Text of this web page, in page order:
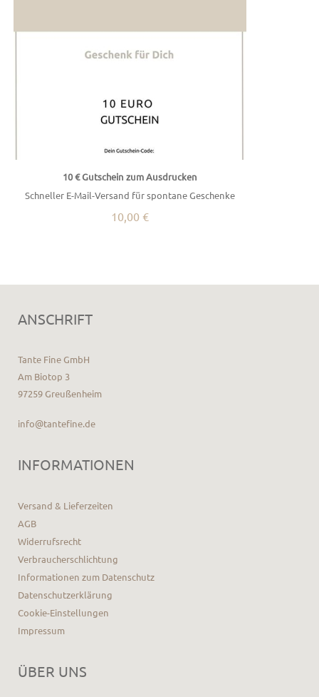
10 € Gutschein zum Ausdrucken
Schneller E-Mail-Versand für spontane Geschenke
10,00 €
ANSCHRIFT
Tante Fine GmbH
Am Biotop 3
97259 Greußenheim
info@tantefine.de
INFORMATIONEN
Versand & Lieferzeiten
AGB
Widerrufsrecht
Verbraucherschlichtung
Informationen zum Datenschutz
Datenschutzerklärung
Cookie-Einstellungen
Impressum
ÜBER UNS